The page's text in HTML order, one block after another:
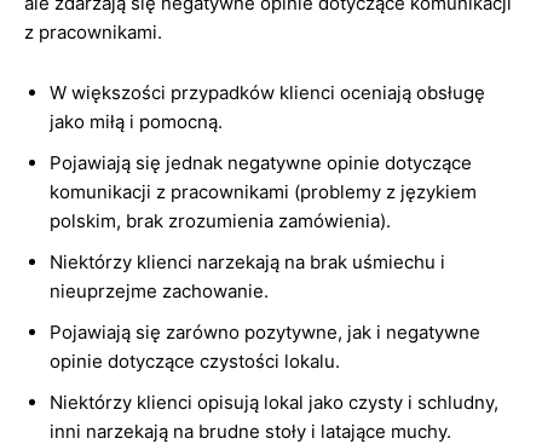
z pracownikami.
W większości przypadków klienci oceniają obsługę
jako miłą i pomocną.
Pojawiają się jednak negatywne opinie dotyczące
komunikacji z pracownikami (problemy z językiem
polskim, brak zrozumienia zamówienia).
Niektórzy klienci narzekają na brak uśmiechu i
nieuprzejme zachowanie.
Pojawiają się zarówno pozytywne, jak i negatywne
opinie dotyczące czystości lokalu.
Niektórzy klienci opisują lokal jako czysty i schludny,
inni narzekają na brudne stoły i latające muchy.